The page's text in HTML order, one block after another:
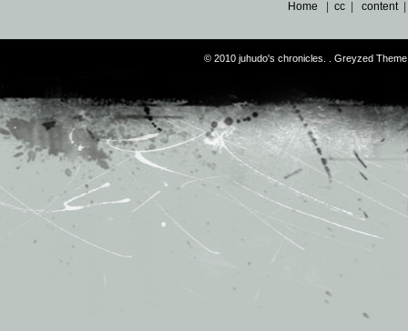
Home cc content
© 2010 juhudo's chronicles. . Greyzed